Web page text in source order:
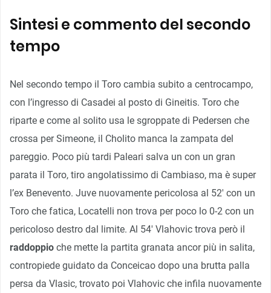
Sintesi e commento del secondo
tempo
Nel secondo tempo il Toro cambia subito a centrocampo,
con l’ingresso di Casadei al posto di Gineitis. Toro che
riparte e come al solito usa le sgroppate di Pedersen che
crossa per Simeone, il Cholito manca la zampata del
pareggio. Poco più tardi Paleari salva un con un gran
parata il Toro, tiro angolatissimo di Cambiaso, ma è super
l’ex Benevento. Juve nuovamente pericolosa al 52′ con un
Toro che fatica, Locatelli non trova per poco lo 0-2 con un
pericoloso destro dal limite. Al 54′ Vlahovic trova però il
raddoppio che mette la partita granata ancor più in salita,
contropiede guidato da Conceicao dopo una brutta palla
persa da Vlasic, trovato poi Vlahovic che infila nuovamente